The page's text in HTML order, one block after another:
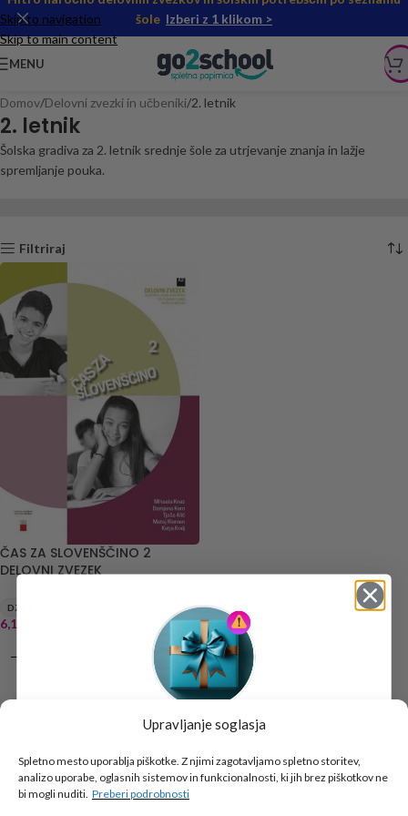
Upravljanje soglasja
Spletno mesto uporablja piškotke. Z njimi zagotavljamo spletno storitev,
analizo uporabe, oglasnih sistemov in funkcionalnosti, ki jih brez piškotkov ne
bi mogli nuditi. Preberi podrobnosti
Skip to navigation
Skip to main content
šole Izberi z 1 klikom >
MENU
Domov Delovni zvezki in učbeniki 2. letnik
2. letnik
Šolska gradiva za 2. letnik srednje šole za utrjevanje znanja in lažje
spremljanje pouka.
Filtriraj
ČAS ZA SLOVENŠČINO 2
DELOVNI ZVEZEK
DZS D.D.
6,11
Tukaj je!
🎁 DARILO
Vpiši podatke za prejem darila